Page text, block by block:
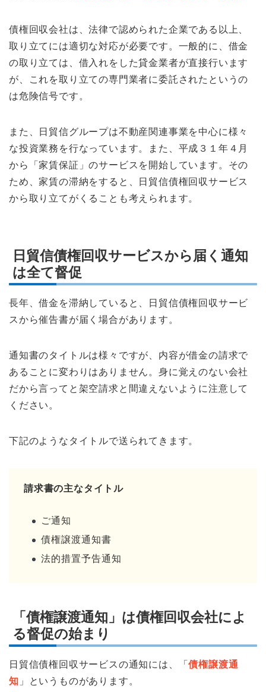
債権回収会社は、法律で認められた企業である以上、
取り立てには適切な対応が必要です。一般的に、借金
の取り立ては、借入れをした貸金業者が直接行います
が、これを取り立ての専門業者に委託されたというの
は危険信号です。
また、日貿信グループは不動産関連事業を中心に様々
な投資業務を行なっています。また、平成３１年４月
から「家賃保証」のサービスを開始しています。その
ため、家賃の滞納をすると、日貿信債権回収サービス
から取り立てがくることも考えられます。
日貿信債権回収サービスから届く通知
は全て督促
長年、借金を滞納していると、日貿信債権回収サービ
スから催告書が届く場合があります。
通知書のタイトルは様々ですが、内容が借金の請求で
あることに変わりはありません。身に覚えのない会社
だから言ってと架空請求と間違えないように注意して
ください。
下記のようなタイトルで送られてきます。
請求書の主なタイトル
ご通知
債権譲渡通知書
法的措置予告通知
「債権譲渡通知」は債権回収会社によ
る督促の始まり
日貿信債権回収サービスの通知には、「債権譲渡通
知 」というものがあります。